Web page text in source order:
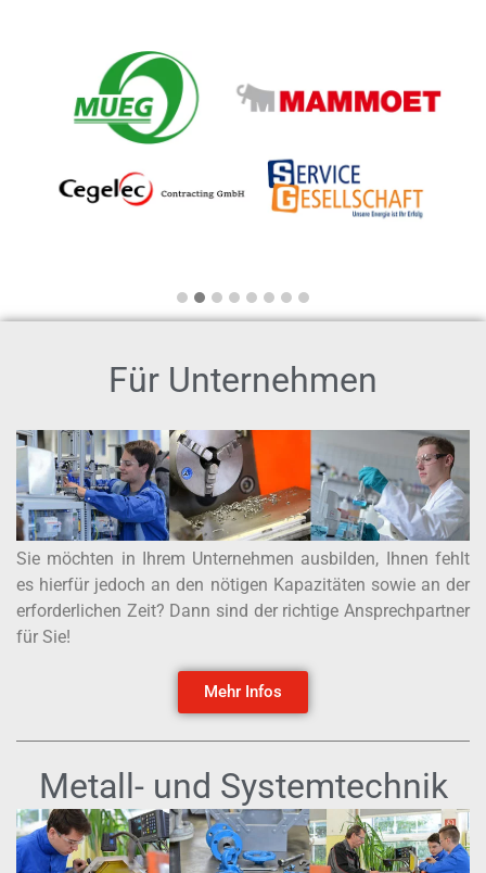
Für Unternehmen
Sie möchten in Ihrem Unternehmen ausbilden, Ihnen fehlt
es hierfür jedoch an den nötigen Kapazitäten sowie an der
erforderlichen Zeit? Dann sind der richtige Ansprechpartner
für Sie!
Mehr Infos
Metall- und Systemtechnik